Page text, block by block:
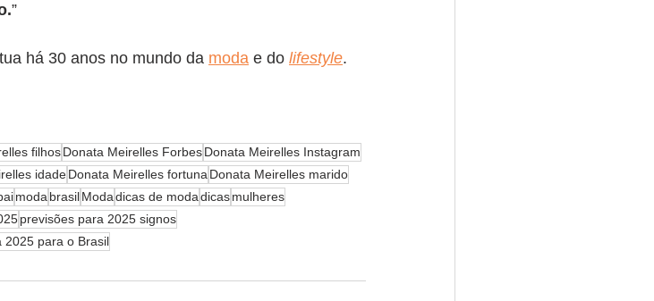
”
há 30 anos no mundo da moda e do lifestyle.
filhosDonata Meirelles ForbesDonata Meirelles Instagram
idadeDonata Meirelles fortunaDonata Meirelles marido
modabrasilModadicas de modadicasmulheres
previsões para 2025 signos
2025 para o Brasil